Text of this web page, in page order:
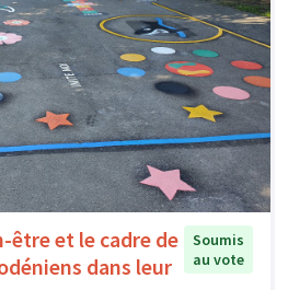
être et le cadre de
dans leur
Soumis
au vote